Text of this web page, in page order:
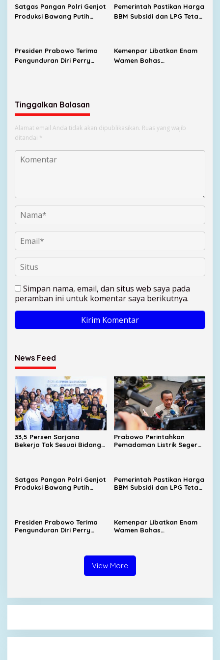
Satgas Pangan Polri Genjot
Produksi Bawang Putih
Pemerintah Pastikan Harga
BBM Subsidi dan LPG Tetap
Presiden Prabowo Terima
Pengunduran Diri Perry
Kemenpar Libatkan Enam
Wamen Bahas
Tinggalkan Balasan
Alamat email Anda tidak akan dipublikasikan. Ruas yang wajib
ditandai *
Simpan nama, email, dan situs web saya pada
peramban ini untuk komentar saya berikutnya.
News Feed
33,5 Persen Sarjana
Bekerja Tak Sesuai Bidang,
Prabowo Perintahkan
Pemadaman Listrik Segera
Satgas Pangan Polri Genjot
Produksi Bawang Putih
Pemerintah Pastikan Harga
BBM Subsidi dan LPG Tetap
Presiden Prabowo Terima
Pengunduran Diri Perry
Kemenpar Libatkan Enam
Wamen Bahas
View More